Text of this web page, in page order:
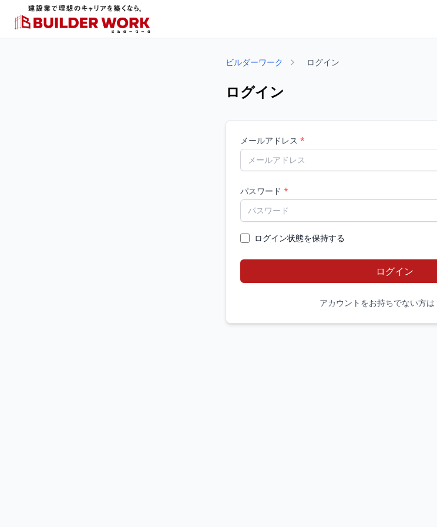
ビルダーワーク ログイン
ログイン
メールアドレス *
パスワード *
ログイン状態を保持する
ログイン
アカウントをお持ちでない方は